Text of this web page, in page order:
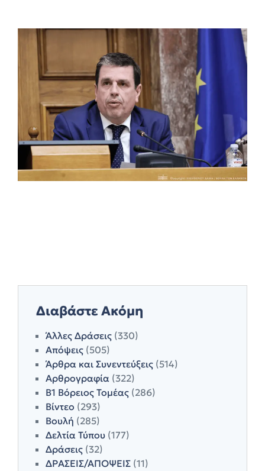
Διαβάστε Ακόμη
Άλλες Δράσεις (330)
Απόψεις (505)
Άρθρα και Συνεντεύξεις (514)
Αρθρογραφία (322)
Β1 Βόρειος Τομέας (286)
Βίντεο (293)
Βουλή (285)
Δελτία Τύπου (177)
Δράσεις (32)
ΔΡΑΣΕΙΣ/ΑΠΟΨΕΙΣ (11)